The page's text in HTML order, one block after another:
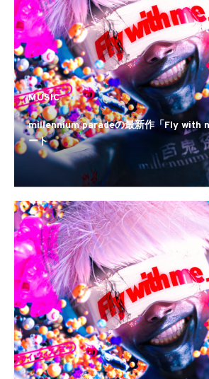
MUSIC
millennium paradeの最新作「Fly with
ート